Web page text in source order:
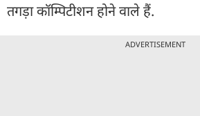
तगड़ा कॉम्पिटीशन होने वाले हैं.
ADVERTISEMENT